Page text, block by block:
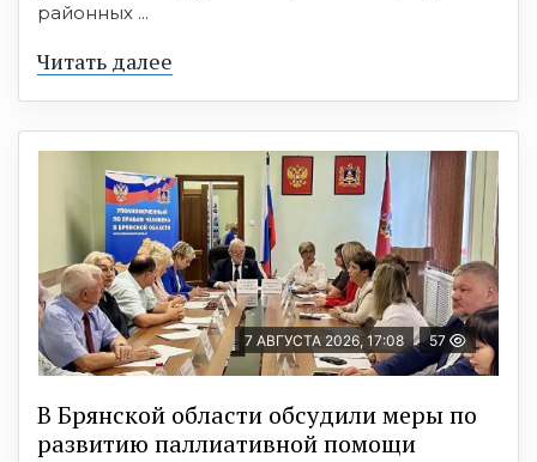
районных ...
Читать далее
7 АВГУСТА 2026, 17:08 57
В Брянской области обсудили меры по
развитию паллиативной помощи